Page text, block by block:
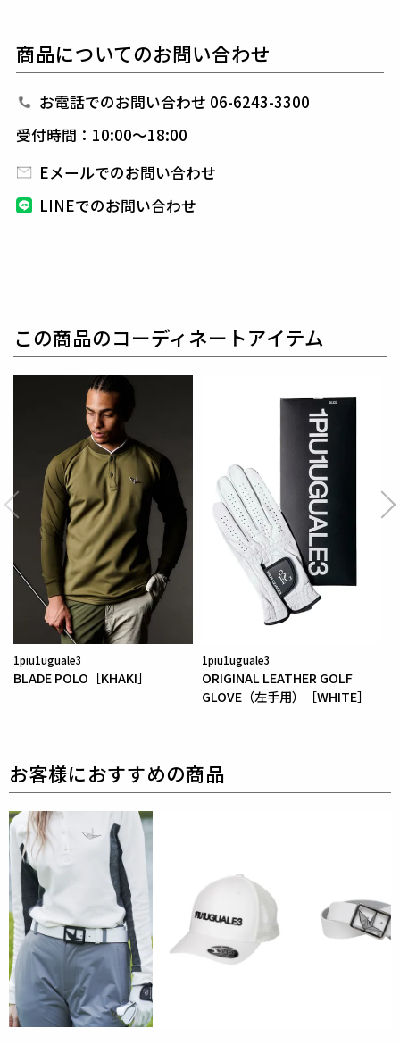
下で合わせることで一層の完成度を誇ります。
1PIU1UGUALE3 GOLF（ウノピゥウノウグァーレト
日本から世界に向けて発信するブランドとして世界中
の上質な素材を贅沢に使用し、
グジュアリーブランドが提案する、高いデザイン性と
ィッティングを兼ね備え着る者全てに高揚感と優越感
【ワッペンロゴに関するご注意】
本製品に使用しているワッペンロゴ(鶴+113G)は熱圧
着加工にて取り付けを行っておりますが、
上質な生地
を採用している為、素材特有の滑らかさや洗濯環境の
影響によりまれにワッペンが剥がれやすくなる場合が
ございます。
※万が一剥がれが生じた場合は、弊社にて修理対応を
承りますのでお気軽にご連絡ください。
素材
表地 : ナイロン85% ポリウレタン15%
中綿 : ポリエステル100%
商品についてのお問い合わせ
お電話でのお問い合わせ 06-6243-3300
受付時間：10:00～18:00
Eメールでのお問い合わせ
LINEでのお問い合わせ
この商品のコーディネートアイテム
1piu1uguale3
BLADE POLO［KHAKI］
1piu1uguale3
ORIGINAL LEATHER GOLF
GLOVE（左手用）［WHITE］